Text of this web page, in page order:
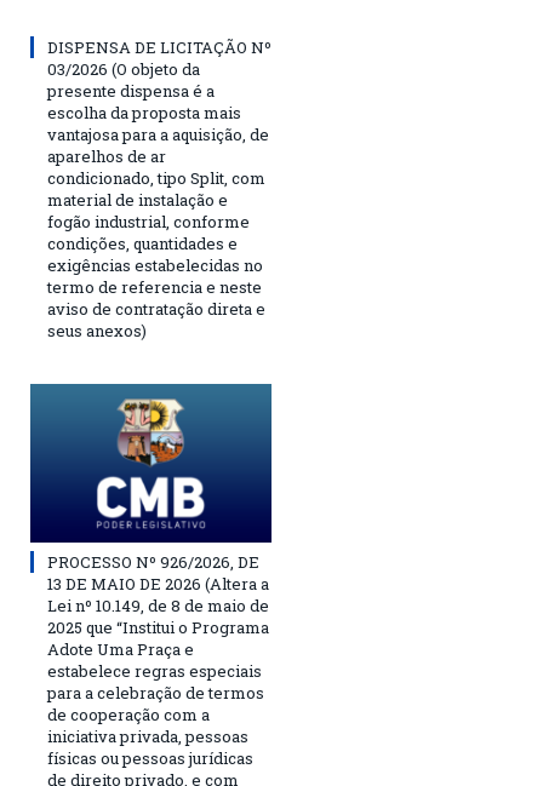
DISPENSA DE LICITAÇÃO Nº
03/2026 (O objeto da
presente dispensa é a
escolha da proposta mais
vantajosa para a aquisição, de
aparelhos de ar
condicionado, tipo Split, com
material de instalação e
fogão industrial, conforme
condições, quantidades e
exigências estabelecidas no
termo de referencia e neste
aviso de contratação direta e
seus anexos)
PROCESSO Nº 926/2026, DE
13 DE MAIO DE 2026 (Altera a
Lei nº 10.149, de 8 de maio de
2025 que “Institui o Programa
Adote Uma Praça e
estabelece regras especiais
para a celebração de termos
de cooperação com a
iniciativa privada, pessoas
físicas ou pessoas jurídicas
de direito privado, e com